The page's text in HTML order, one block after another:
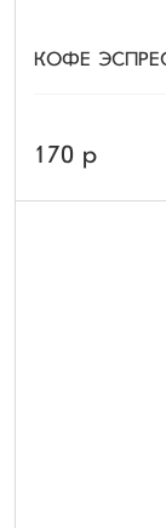
КОФЕ
170 p